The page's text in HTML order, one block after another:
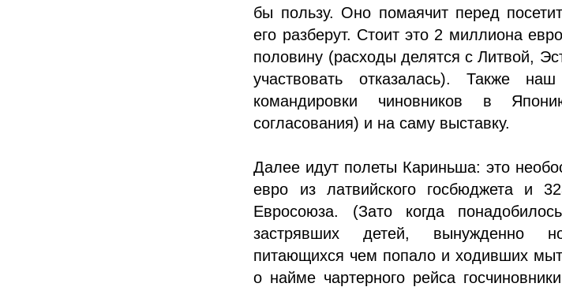
бы пользу. Оно помаячит перед
его разберут. Стоит это 2 миллиона
половину (расходы делятся с Литвой,
участвовать отказалась). Также
командировки чиновников в
согласования) и на саму выставку.
Далее идут полеты Кариньша: это
евро из латвийского госбюджета и
Евросоюза. (Зато когда
застрявших детей, вынужденно
питающихся чем попало и ходивших
о найме чартерного рейса